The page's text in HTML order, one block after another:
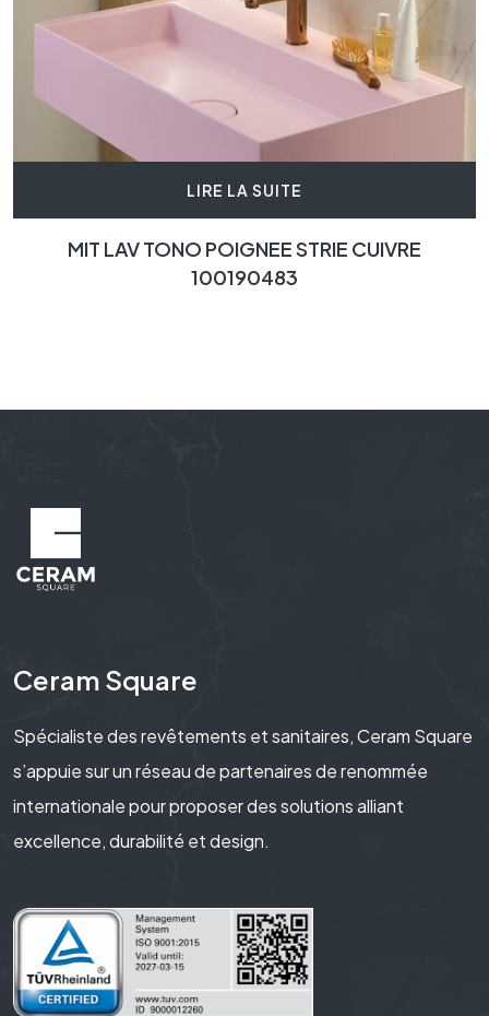
LIRE LA SUITE
MIT LAV TONO POIGNEE STRIE CUIVRE
100190483
Ceram Square
Spécialiste des revêtements et sanitaires, Ceram Square
s’appuie sur un réseau de partenaires de renommée
internationale pour proposer des solutions alliant
excellence, durabilité et design.